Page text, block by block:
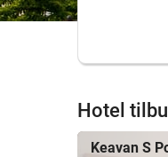
Hotel
Keavan S